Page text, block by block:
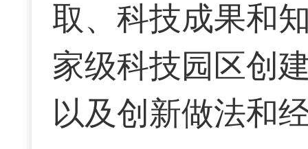
取、科技成果和
家级科技园区创
以及创新做法和